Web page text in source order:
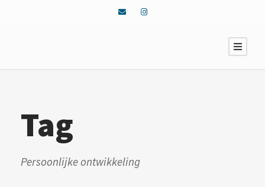
Tag
Persoonlijke ontwikkeling